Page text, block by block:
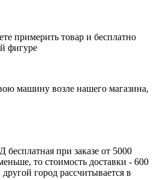
примерить товар и бесплатно
фигуре
машину возле нашего магазина,
при заказе от 5000
то стоимость доставки - 600
город рассчитывается в